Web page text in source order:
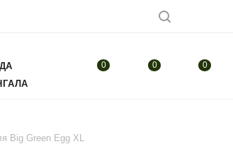
0 0 0
Big Green Egg XL